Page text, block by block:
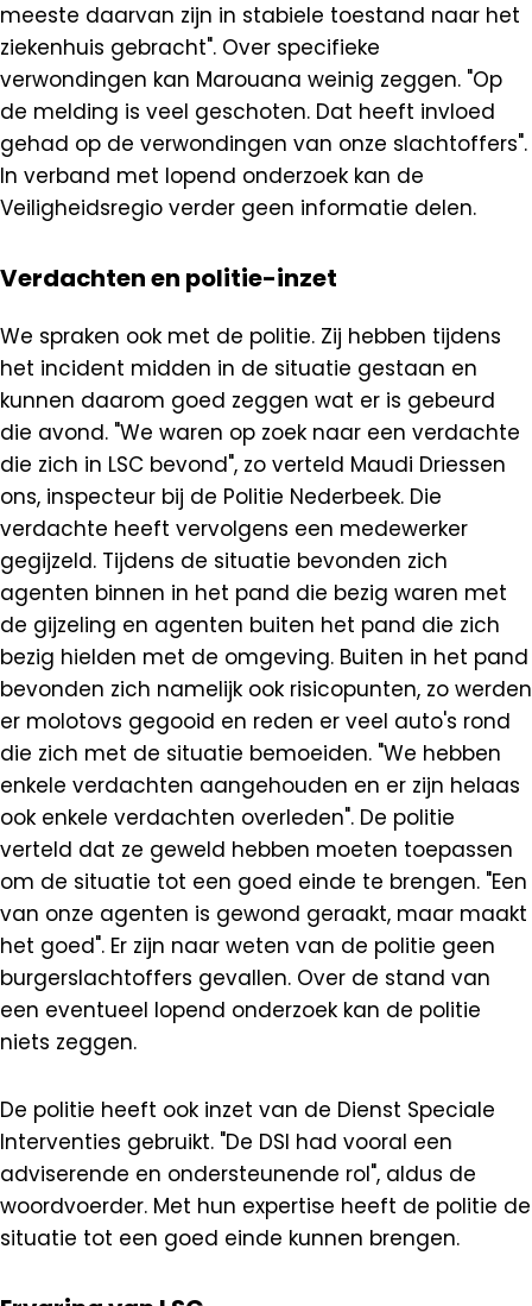
meeste daarvan zijn in stabiele toestand naar het
ziekenhuis gebracht". Over specifieke
verwondingen kan Marouana weinig zeggen. "Op
de melding is veel geschoten. Dat heeft invloed
gehad op de verwondingen van onze slachtoffers".
In verband met lopend onderzoek kan de
Veiligheidsregio verder geen informatie delen.
Verdachten en politie-inzet
We spraken ook met de politie. Zij hebben tijdens
het incident midden in de situatie gestaan en
kunnen daarom goed zeggen wat er is gebeurd
die avond. "We waren op zoek naar een verdachte
die zich in LSC bevond", zo verteld Maudi Driessen
ons, inspecteur bij de Politie Nederbeek. Die
verdachte heeft vervolgens een medewerker
gegijzeld. Tijdens de situatie bevonden zich
agenten binnen in het pand die bezig waren met
de gijzeling en agenten buiten het pand die zich
bezig hielden met de omgeving. Buiten in het pand
bevonden zich namelijk ook risicopunten, zo werden
er molotovs gegooid en reden er veel auto's rond
die zich met de situatie bemoeiden. "We hebben
enkele verdachten aangehouden en er zijn helaas
ook enkele verdachten overleden". De politie
verteld dat ze geweld hebben moeten toepassen
om de situatie tot een goed einde te brengen. "Een
van onze agenten is gewond geraakt, maar maakt
het goed". Er zijn naar weten van de politie geen
burgerslachtoffers gevallen. Over de stand van
een eventueel lopend onderzoek kan de politie
niets zeggen.
De politie heeft ook inzet van de Dienst Speciale
Interventies gebruikt. "De DSI had vooral een
adviserende en ondersteunende rol", aldus de
woordvoerder. Met hun expertise heeft de politie de
situatie tot een goed einde kunnen brengen.